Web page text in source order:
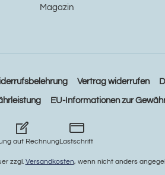
Magazin
Vertrag widerrufen
EU-Informationen zur
auf RechnungLastschrift
zzgl. Versandkosten, wenn nicht anders